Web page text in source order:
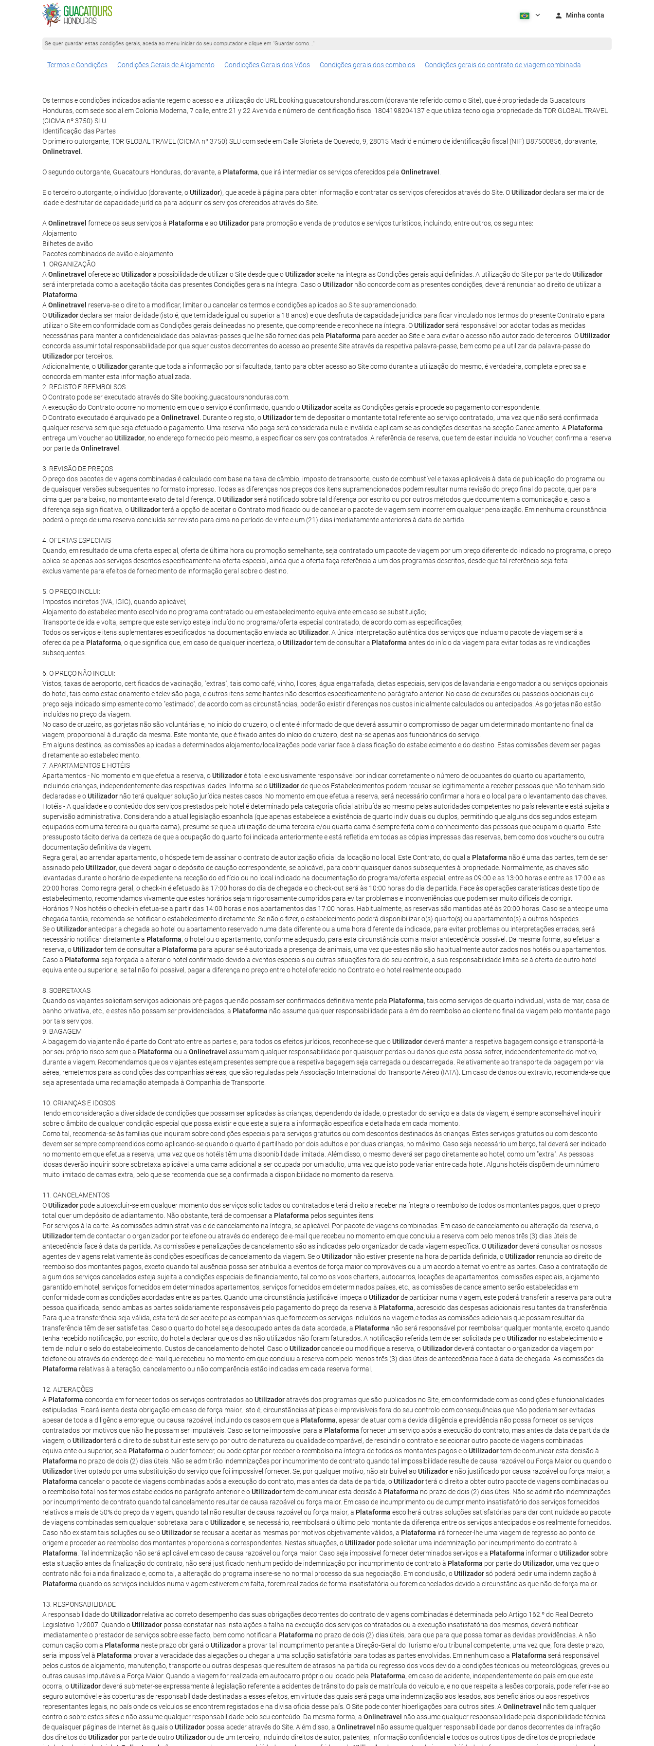
Minha conta
Se quer guardar estas condições gerais, aceda ao menu iniciar do seu computador e clique em "Guardar como..."
Termos e Condições Condições Gerais de Alojamento Condicções Gerais dos Vôos Condições gerais dos comboios Condições gerais do contrato de viagem combinada
Os termos e condições indicados adiante regem o acesso e a utilização do URL booking.guacatourshonduras.com (doravante referido como o Site), que é propriedade da Guacatours
Honduras, com sede social em Colonia Moderna, 7 calle, entre 21 y 22 Avenida e número de identificação fiscal 1804198204137 e que utiliza tecnologia propriedade da TOR GLOBAL TRAVEL
(CICMA nº 3750) SLU.
Identificação das Partes
O primeiro outorgante, TOR GLOBAL TRAVEL (CICMA nº 3750) SLU com sede em Calle Glorieta de Quevedo, 9, 28015 Madrid e número de identificação fiscal (NIF) B87500856, doravante,
Onlinetravel
O segundo outorgante, Guacatours Honduras, doravante, a Plataforma, que irá intermediar os serviços oferecidos pela Onlinetravel
E o terceiro outorgante, o indivíduo (doravante, oUtilizador), que acede à página para obter informação e contratar os serviços oferecidos através do Site. OUtilizadordeclara ser maior de
idade e desfrutar de capacidade jurídica para adquirir os serviços oferecidos através do Site.
A Onlinetravel fornece os seus serviços à Plataforma e aoUtilizador para promoção e venda de produtos e serviços turísticos, incluindo, entre outros, os seguintes:
Alojamento
Bilhetes de avião
Pacotes combinados de avião e alojamento
1. ORGANIZAÇÃO
A Onlinetravel oferece aoUtilizadora possibilidade de utilizar o Site desde que oUtilizadoraceite na íntegra as Condições gerais aqui definidas. A utilização do Site por parte doUtilizador
será interpretada como a aceitação tácita das presentes Condições gerais na íntegra. Caso oUtilizador não concorde com as presentes condições, deverá renunciar ao direito de utilizar a
Plataforma
A Onlinetravel reserva-se o direito a modificar, limitar ou cancelar os termos e condições aplicados ao Site supramencionado.
OUtilizadordeclara ser maior de idade (isto é, que tem idade igual ou superior a 18 anos) e que desfruta de capacidade jurídica para ficar vinculado nos termos do presente Contrato e para
utilizar o Site em conformidade com as Condições gerais delineadas no presente, que compreende e reconhece na íntegra. OUtilizadorserá responsável por adotar todas as medidas
necessárias para manter a confidencialidade das palavras-passes que lhe são fornecidas pela Plataforma para aceder ao Site e para evitar o acesso não autorizado de terceiros. OUtilizador
concorda assumir total responsabilidade por quaisquer custos decorrentes do acesso ao presente Site através da respetiva palavra-passe, bem como pela utilizar da palavra-passe do
Utilizador por terceiros.
Adicionalmente, oUtilizadorgarante que toda a informação por si facultada, tanto para obter acesso ao Site como durante a utilização do mesmo, é verdadeira, completa e precisa e
concorda em manter esta informação atualizada.
2. REGISTO E REEMBOLSOS
O Contrato pode ser executado através do Site booking.guacatourshonduras.com.
A execução do Contrato ocorre no momento em que o serviço é confirmado, quando oUtilizadoraceita as Condições gerais e procede ao pagamento correspondente.
O Contrato executado é arquivado pela Onlinetravel . Durante o registo, oUtilizadortem de depositar o montante total referente ao serviço contratado, uma vez que não será confirmada
qualquer reserva sem que seja efetuado o pagamento. Uma reserva não paga será considerada nula e inválida e aplicam-se as condições descritas na secção Cancelamento. A Plataforma
entrega um Voucher aoUtilizador, no endereço fornecido pelo mesmo, a especificar os serviços contratados. A referência de reserva, que tem de estar incluída no Voucher, confirma a reserva
por parte da Onlinetravel
3. REVISÃO DE PREÇOS
O preço dos pacotes de viagens combinadas é calculado com base na taxa de câmbio, imposto de transporte, custo de combustível e taxas aplicáveis à data de publicação do programa ou
de quaisquer versões subsequentes no formato impresso. Todas as diferenças nos preços dos itens supramencionados podem resultar numa revisão do preço final do pacote, quer para
cima quer para baixo, no montante exato de tal diferença. OUtilizadorserá notificado sobre tal diferença por escrito ou por outros métodos que documentem a comunicação e, caso a
diferença seja significativa, oUtilizadorterá a opção de aceitar o Contrato modificado ou de cancelar o pacote de viagem sem incorrer em qualquer penalização. Em nenhuma circunstância
poderá o preço de uma reserva concluída ser revisto para cima no período de vinte e um (21) dias imediatamente anteriores à data de partida.
4. OFERTAS ESPECIAIS
Quando, em resultado de uma oferta especial, oferta de última hora ou promoção semelhante, seja contratado um pacote de viagem por um preço diferente do indicado no programa, o preço
aplica-se apenas aos serviços descritos especificamente na oferta especial, ainda que a oferta faça referência a um dos programas descritos, desde que tal referência seja feita
exclusivamente para efeitos de fornecimento de informação geral sobre o destino.
5. O PREÇO INCLUI:
Impostos indiretos (IVA, IGIC), quando aplicável;
Alojamento do estabelecimento escolhido no programa contratado ou em estabelecimento equivalente em caso se substituição;
Transporte de ida e volta, sempre que este serviço esteja incluído no programa/oferta especial contratado, de acordo com as especificações;
Todos os serviços e itens suplementares especificados na documentação enviada aoUtilizador . A única interpretação autêntica dos serviços que incluam o pacote de viagem será a
oferecida pela Plataforma, o que significa que, em caso de qualquer incerteza, oUtilizadortem de consultar a Plataforma antes do início da viagem para evitar todas as reivindicações
subsequentes.
6. O PREÇO NÃO INCLUI:
Vistos, taxas de aeroporto, certificados de vacinação, "extras", tais como café, vinho, licores, água engarrafada, dietas especiais, serviços de lavandaria e engomadoria ou serviços opcionais
do hotel, tais como estacionamento e televisão paga, e outros itens semelhantes não descritos especificamente no parágrafo anterior. No caso de excursões ou passeios opcionais cujo
preço seja indicado simplesmente como "estimado", de acordo com as circunstâncias, poderão existir diferenças nos custos inicialmente calculados ou antecipados. As gorjetas não estão
incluídas no preço da viagem.
No caso de cruzeiro, as gorjetas não são voluntárias e, no início do cruzeiro, o cliente é informado de que deverá assumir o compromisso de pagar um determinado montante no final da
viagem, proporcional à duração da mesma. Este montante, que é fixado antes do início do cruzeiro, destina-se apenas aos funcionários do serviço.
Em alguns destinos, as comissões aplicadas a determinados alojamento/localizações pode variar face à classificação do estabelecimento e do destino. Estas comissões devem ser pagas
diretamente ao estabelecimento.
7. APARTAMENTOS E HOTÉIS
Apartamentos - No momento em que efetua a reserva, oUtilizadoré total e exclusivamente responsável por indicar corretamente o número de ocupantes do quarto ou apartamento,
incluindo crianças, independentemente das respetivas idades. Informa-se oUtilizadorde que os Estabelecimentos podem recusar-se legitimamente a receber pessoas que não tenham sido
declaradas e oUtilizador não terá qualquer solução jurídica nestes casos. No momento em que efetua a reserva, será necessário confirmar a hora e o local para o levantamento das chaves.
Hotéis - A qualidade e o conteúdo dos serviços prestados pelo hotel é determinado pela categoria oficial atribuída ao mesmo pelas autoridades competentes no país relevante e está sujeita a
supervisão administrativa. Considerando a atual legislação espanhola (que apenas estabelece a existência de quarto individuais ou duplos, permitindo que alguns dos segundos estejam
equipados com uma terceira ou quarta cama), presume-se que a utilização de uma terceira e/ou quarta cama é sempre feita com o conhecimento das pessoas que ocupam o quarto. Este
pressuposto tácito deriva da certeza de que a ocupação do quarto foi indicada anteriormente e está refletida em todas as cópias impressas das reservas, bem como dos vouchers ou outra
documentação definitiva da viagem.
Regra geral, ao arrendar apartamento, o hóspede tem de assinar o contrato de autorização oficial da locação no local. Este Contrato, do qual a Plataforma não é uma das partes, tem de ser
assinado peloUtilizador, que deverá pagar o depósito de caução correspondente, se aplicável, para cobrir quaisquer danos subsequentes à propriedade. Normalmente, as chaves são
levantadas durante o horário de expediente na receção do edifício ou no local indicado na documentação do programa/oferta especial, entre as 09:00 e as 13:00 horas e entre as 17:00 e as
20:00 horas. Como regra geral, o check-in é efetuado às 17:00 horas do dia de chegada e o check-out será às 10:00 horas do dia de partida. Face às operações caraterísticas deste tipo de
estabelecimento, recomendamos vivamente que estes horários sejam rigorosamente cumpridos para evitar problemas e inconveniências que podem ser muito difíceis de corrigir.
Horários ? Nos hotéis o check-in efetua-se a partir das 14:00 horas e nos apartamentos das 17:00 horas. Habitualmente, as reservas são mantidas até às 20:00 horas. Caso se antecipe uma
chegada tardia, recomenda-se notificar o estabelecimento diretamente. Se não o fizer, o estabelecimento poderá disponibilizar o(s) quarto(s) ou apartamento(s) a outros hóspedes.
Se oUtilizadorantecipar a chegada ao hotel ou apartamento reservado numa data diferente ou a uma hora diferente da indicada, para evitar problemas ou interpretações erradas, será
necessário notificar diretamente a Plataforma, o hotel ou o apartamento, conforme adequado, para esta circunstância com a maior antecedência possível. Da mesma forma, ao efetuar a
reserva, oUtilizadortem de consultar a Plataforma para apurar se é autorizada a presença de animais, uma vez que estes não são habitualmente autorizados nos hotéis ou apartamentos.
Caso a Plataforma seja forçada a alterar o hotel confirmado devido a eventos especiais ou outras situações fora do seu controlo, a sua responsabilidade limita-se à oferta de outro hotel
equivalente ou superior e, se tal não foi possível, pagar a diferença no preço entre o hotel oferecido no Contrato e o hotel realmente ocupado.
8. SOBRETAXAS
Quando os viajantes solicitam serviços adicionais pré-pagos que não possam ser confirmados definitivamente pela Plataforma, tais como serviços de quarto individual, vista de mar, casa de
banho privativa, etc., e estes não possam ser providenciados, a Plataforma não assume qualquer responsabilidade para além do reembolso ao cliente no final da viagem pelo montante pago
por tais serviços.
9. BAGAGEM
A bagagem do viajante não é parte do Contrato entre as partes e, para todos os efeitos jurídicos, reconhece-se que oUtilizadordeverá manter a respetiva bagagem consigo e transportá-la
por seu próprio risco sem que a Plataforma ou a Onlinetravel assumam qualquer responsabilidade por quaisquer perdas ou danos que esta possa sofrer, independentemente do motivo,
durante a viagem. Recomendamos que os viajantes estejam presentes sempre que a respetiva bagagem seja carregada ou descarregada. Relativamente ao transporte da bagagem por via
aérea, remetemos para as condições das companhias aéreas, que são reguladas pela Associação Internacional do Transporte Aéreo (IATA). Em caso de danos ou extravio, recomenda-se que
seja apresentada uma reclamação atempada à Companhia de Transporte.
10. CRIANÇAS E IDOSOS
Tendo em consideração a diversidade de condições que possam ser aplicadas às crianças, dependendo da idade, o prestador do serviço e a data da viagem, é sempre aconselhável inquirir
sobre o âmbito de qualquer condição especial que possa existir e que esteja sujeira a informação específica e detalhada em cada momento.
Como tal, recomenda-se às famílias que inquiram sobre condições especiais para serviços gratuitos ou com descontos destinados às crianças. Estes serviços gratuitos ou com desconto
devem ser sempre compreendidos como aplicando-se quando o quarto é partilhado por dois adultos e por duas crianças, no máximo. Caso seja necessário um berço, tal deverá ser indicado
no momento em que efetua a reserva, uma vez que os hotéis têm uma disponibilidade limitada. Além disso, o mesmo deverá ser pago diretamente ao hotel, como um "extra". As pessoas
idosas deverão inquirir sobre sobretaxa aplicável a uma cama adicional a ser ocupada por um adulto, uma vez que isto pode variar entre cada hotel. Alguns hotéis dispõem de um número
muito limitado de camas extra, pelo que se recomenda que seja confirmada a disponibilidade no momento da reserva.
11. CANCELAMENTOS
OUtilizador pode autoexcluir-se em qualquer momento dos serviços solicitados ou contratados e terá direito a receber na íntegra o reembolso de todos os montantes pagos, quer o preço
total quer um depósito de adiantamento. Não obstante, terá de compensar a Plataforma pelos seguintes itens:
Por serviços à la carte: As comissões administrativas e de cancelamento na íntegra, se aplicável. Por pacote de viagens combinadas: Em caso de cancelamento ou alteração da reserva, o
Utilizadortem de contactar o organizador por telefone ou através do endereço de e-mail que recebeu no momento em que concluiu a reserva com pelo menos três (3) dias úteis de
antecedência face à data da partida. As comissões e penalizações de cancelamento são as indicadas pelo organizador de cada viagem específica. OUtilizadordeverá consultar os nossos
agentes de viagens relativamente às condições específicas de cancelamento da viagem. Se oUtilizador não estiver presente na hora de partida definida, oUtilizador renuncia ao direito de
reembolso dos montantes pagos, exceto quando tal ausência possa ser atribuída a eventos de força maior comprováveis ou a um acordo alternativo entre as partes. Caso a contratação de
algum dos serviços cancelados esteja sujeita a condições especiais de financiamento, tal como os voos charters, autocarros, locações de apartamentos, comissões especiais, alojamento
garantido em hotel, serviços fornecidos em determinados apartamentos, serviços fornecidos em determinados países, etc., as comissões de cancelamento serão estabelecidas em
conformidade com as condições acordadas entre as partes. Quando uma circunstância justificável impeça oUtilizadorde participar numa viagem, este poderá transferir a reserva para outra
pessoa qualificada, sendo ambas as partes solidariamente responsáveis pelo pagamento do preço da reserva à Plataforma, acrescido das despesas adicionais resultantes da transferência.
Para que a transferência seja válida, esta terá de ser aceite pelas companhias que fornecem os serviços incluídos na viagem e todas as comissões adicionais que possam resultar da
transferência têm de ser satisfeitas. Caso o quarto do hotel seja desocupado antes da data acordada, a Plataforma não será responsável por reembolsar qualquer montante, exceto quando
tenha recebido notificação, por escrito, do hotel a declarar que os dias não utilizados não foram faturados. A notificação referida tem de ser solicitada peloUtilizador no estabelecimento e
tem de incluir o selo do estabelecimento. Custos de cancelamento de hotel: Caso oUtilizadorcancele ou modifique a reserva, oUtilizadordeverá contactar o organizador da viagem por
telefone ou através do endereço de e-mail que recebeu no momento em que concluiu a reserva com pelo menos três (3) dias úteis de antecedência face à data de chegada. As comissões da
Plataforma relativas à alteração, cancelamento ou não comparência estão indicadas em cada reserva formal.
12. ALTERAÇÕES
A Plataforma concorda em fornecer todos os serviços contratados aoUtilizadoratravés dos programas que são publicados no Site, em conformidade com as condições e funcionalidades
estipuladas. Ficará isenta desta obrigação em caso de força maior, isto é, circunstâncias atípicas e imprevisíveis fora do seu controlo com consequências que não poderiam ser evitadas
apesar de toda a diligência empregue, ou causa razoável, incluindo os casos em que a Plataforma, apesar de atuar com a devida diligência e previdência não possa fornecer os serviços
contratados por motivos que não lhe possam ser imputáveis. Caso se torne impossível para a Plataforma fornecer um serviço após a execução do contrato, mas antes da data de partida da
viagem, oUtilizadorterá o direito de substituir este serviço por outro de natureza ou qualidade comparável, de rescindir o contrato e selecionar outro pacote de viagens combinadas
equivalente ou superior, se a Plataforma o puder fornecer, ou pode optar por receber o reembolso na íntegra de todos os montantes pagos e oUtilizadortem de comunicar esta decisão à
Plataforma no prazo de dois (2) dias úteis. Não se admitirão indemnizações por incumprimento de contrato quando tal impossibilidade resulte de causa razoável ou Força Maior ou quando o
Utilizadortiver optado por uma substituição do serviço que foi impossível fornecer. Se, por qualquer motivo, não atribuível aoUtilizadore não justificado por causa razoável ou força maior, a
Plataforma cancelar o pacote de viagens combinadas após a execução do contrato, mas antes da data de partida, oUtilizadorterá o direito a obter outro pacote de viagens combinadas ou
o reembolso total nos termos estabelecidos no parágrafo anterior e oUtilizadortem de comunicar esta decisão à Plataforma no prazo de dois (2) dias úteis. Não se admitirão indemnizações
por incumprimento de contrato quando tal cancelamento resultar de causa razoável ou força maior. Em caso de incumprimento ou de cumprimento insatisfatório dos serviços fornecidos
relativos a mais de 50% do preço da viagem, quando tal não resultar de causa razoável ou força maior, a Plataforma escolherá outras soluções satisfatórias para dar continuidade ao pacote
de viagens combinadas sem qualquer sobretaxa para oUtilizadore, se necessário, reembolsará o último pelo montante da diferença entre os serviços antecipados e os realmente fornecidos.
Caso não existam tais soluções ou se oUtilizadorse recusar a aceitar as mesmas por motivos objetivamente válidos, a Plataforma irá fornecer-lhe uma viagem de regresso ao ponto de
origem e proceder ao reembolso dos montantes proporcionais correspondentes. Nestas situações, oUtilizador pode solicitar uma indemnização por incumprimento do contrato à
Plataforma . Tal indemnização não será aplicável em caso de causa razoável ou força maior. Caso seja impossível fornecer determinados serviços e a Plataforma informar oUtilizadorsobre
esta situação antes da finalização do contrato, não será justificado nenhum pedido de indemnização por incumprimento de contrato à Plataforma por parte doUtilizador, uma vez que o
contrato não foi ainda finalizado e, como tal, a alteração do programa insere-se no normal processo da sua negociação. Em conclusão, oUtilizadorsó poderá pedir uma indemnização à
Plataforma quando os serviços incluídos numa viagem estiverem em falta, forem realizados de forma insatisfatória ou forem cancelados devido a circunstâncias que não de força maior.
13. RESPONSABILIDADE
A responsabilidade doUtilizador relativa ao correto desempenho das suas obrigações decorrentes do contrato de viagens combinadas é determinada pelo Artigo 162.º do Real Decreto
Legislativo 1/2007. Quando oUtilizador possa constatar nas instalações a falha na execução dos serviços contratados ou a execução insatisfatória dos mesmos, deverá notificar
imediatamente o prestador de serviços sobre esse facto, bem como notificar a Plataforma no prazo de dois (2) dias úteis, para que para que possa tomar as devidas providências. A não
comunicação com a Plataforma neste prazo obrigará oUtilizadora provar tal incumprimento perante a Direção-Geral do Turismo e/ou tribunal competente, uma vez que, fora deste prazo,
seria impossível à Plataforma provar a veracidade das alegações ou chegar a uma solução satisfatória para todas as partes envolvidas. Em nenhum caso a Plataforma será responsável
pelos custos de alojamento, manutenção, transporte ou outras despesas que resultem de atrasos na partida ou regresso dos voos devido a condições técnicas ou meteorológicas, greves ou
outras causas imputáveis a Força Maior. Quando a viagem for realizada em autocarro próprio ou locado pela Plataforma, em caso de acidente, independentemente do país em que este
ocorra, oUtilizadordeverá submeter-se expressamente à legislação referente a acidentes de trânsito do país de matrícula do veículo e, e no que respeita a lesões corporais, pode referir-se ao
seguro automóvel e às coberturas de responsabilidade destinadas a esses efeitos, em virtude das quais será paga uma indemnização aos lesados, aos beneficiários ou aos respetivos
representantes legais, no país onde os veículos se encontrem registados e na divisa oficia desse país. O Site pode conter hiperligações para outros sites. A Onlinetravel não tem qualquer
controlo sobre estes sites e não assume qualquer responsabilidade pelo seu conteúdo. Da mesma forma, a Onlinetravel não assume qualquer responsabilidade pela disponibilidade técnica
de quaisquer páginas de Internet às quais oUtilizador possa aceder através do Site. Além disso, a Onlinetravel não assume qualquer responsabilidade por danos decorrentes da infração
dos direitos doUtilizador por parte de outroUtilizadorou de um terceiro, incluindo direitos de autor, patentes, informação confidencial e todos os outros tipos de direitos de propriedade